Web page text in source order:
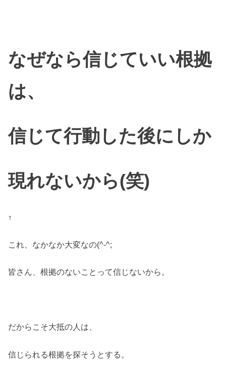
なぜなら信じていい根拠
は、
信じて行動した後にしか
現れないから(笑)
↑
これ、なかなか大変なの(^-^;
皆さん、根拠のないことって信じないから。
だからこそ大抵の人は、
信じられる根拠を探そうとする。